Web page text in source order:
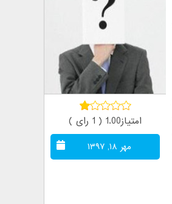
امتیاز1.00 ( 1 رای )
مهر ۱۸, ۱۳۹۷